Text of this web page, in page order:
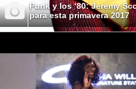
Punk y los ‘80: Jeremy
para esta primavera 2017